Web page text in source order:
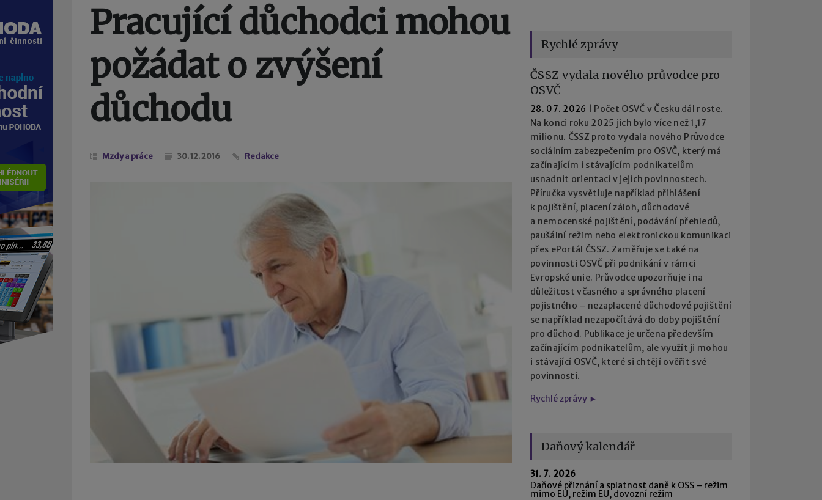
Pracující důchodci mohou
požádat o zvýšení
důchodu
Mzdy a práce 30. 12. 2016 Redakce
Rychlé zprávy
ČSSZ vydala nového průvodce pro
OSVČ
28. 07. 2026
Počet OSVČ v Česku dál roste.
Na konci roku 2025 jich bylo více než 1,17
milionu. ČSSZ proto vydala nového Průvodce
sociálním zabezpečením pro OSVČ, který má
začínajícím i stávajícím podnikatelům
usnadnit orientaci v jejich povinnostech.
Příručka vysvětluje například přihlášení
k pojištění, placení záloh, důchodové
a nemocenské pojištění, podávání přehledů,
paušální režim nebo elektronickou komunikaci
přes ePortál ČSSZ. Zaměřuje se také na
povinnosti OSVČ při podnikání v rámci
Evropské unie. Průvodce upozorňuje i na
důležitost včasného a správného placení
pojistného – nezaplacené důchodové pojištění
se například nezapočítává do doby pojištění
pro důchod. Publikace je určena především
začínajícím podnikatelům, ale využít ji mohou
i stávající OSVČ, které si chtějí ověřit své
povinnosti.
Rychlé zprávy ►
Daňový kalendář
31. 7. 2026
Daňové přiznání a splatnost daně k OSS – režim
mimo EU, režim EU, dovozní režim